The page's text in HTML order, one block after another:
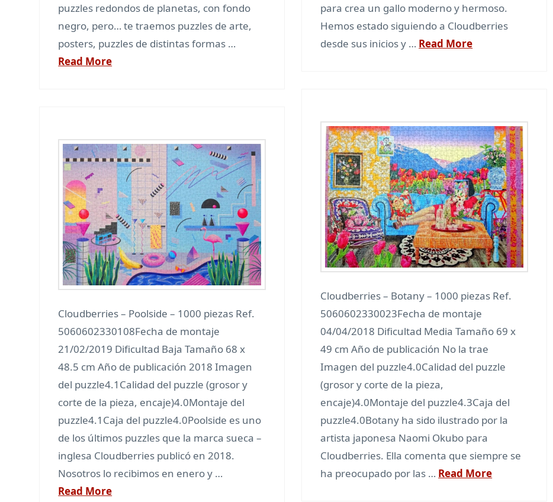
puzzles redondos de planetas, con fondo
negro, pero… te traemos puzzles de arte,
posters, puzzles de distintas formas …
Read More
para crea un gallo moderno y hermoso.
Hemos estado siguiendo a Cloudberries
desde sus inicios y … Read More
Cloudberries – Botany – 1000 piezas Ref.
5060602330023Fecha de montaje
04/04/2018 Dificultad Media Tamaño 69 x
49 cm Año de publicación No la trae
Imagen del puzzle4.0Calidad del puzzle
(grosor y corte de la pieza,
encaje)4.0Montaje del puzzle4.3Caja del
puzzle4.0Botany ha sido ilustrado por la
artista japonesa Naomi Okubo para
Cloudberries. Ella comenta que siempre se
ha preocupado por las … Read More
Cloudberries – Poolside – 1000 piezas Ref.
5060602330108Fecha de montaje
21/02/2019 Dificultad Baja Tamaño 68 x
48.5 cm Año de publicación 2018 Imagen
del puzzle4.1Calidad del puzzle (grosor y
corte de la pieza, encaje)4.0Montaje del
puzzle4.1Caja del puzzle4.0Poolside es uno
de los últimos puzzles que la marca sueca –
inglesa Cloudberries publicó en 2018.
Nosotros lo recibimos en enero y …
Read More